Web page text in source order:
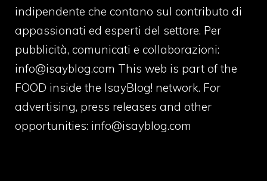
indipendente che contano sul contributo di
appassionati ed esperti del settore. Per
pubblicità, comunicati e collaborazioni:
info@isayblog.com This web is part of the
FOOD inside the IsayBlog! network. For
advertising, press releases and other
opportunities: info@isayblog.com